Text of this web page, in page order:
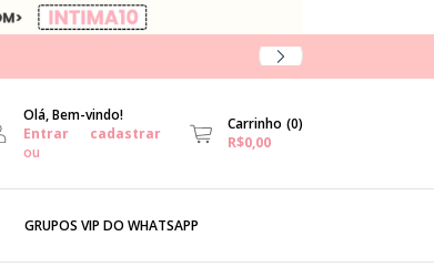
Olá, Bem-vindo!
Entrar
ou
cadastrar Carrinho (0)
R$0,00
GRUPOS VIP DO WHATSAPP